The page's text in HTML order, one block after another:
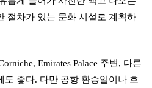
절차가 있는 문화 시설로 계획하
Emirates Palace 주변, 다른
도 좋다. 다만 공항 환승일이나 호